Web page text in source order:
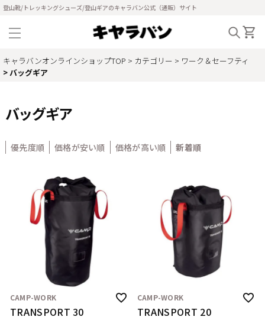
登山靴/トレッキングシューズ/登山ギアのキャラバン公式（通販）サイト
キャラバンオンラインショップTOP カテゴリー
ワーク＆セーフティ
バッグギア
バッグギア
優先度順 価格が安い順 価格が高い順 新着順
CAMP-WORK
TRANSPORT 30
CAMP-WORK
TRANSPORT 20